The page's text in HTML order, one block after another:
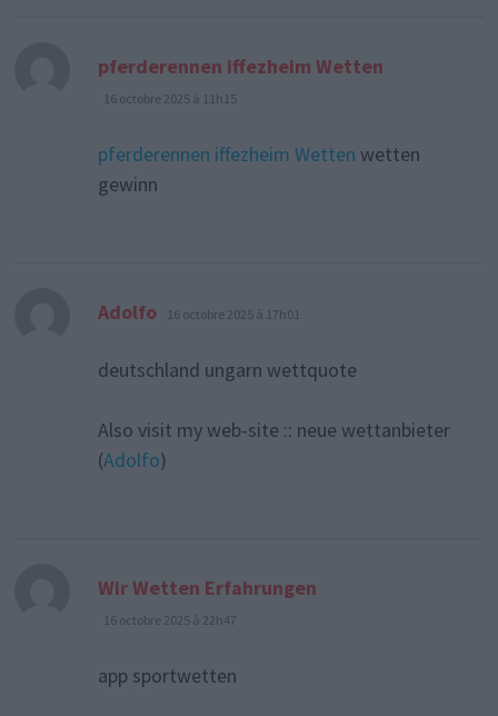
pferderennen iffezheim Wetten
16 octobre 2025 à 11h15
pferderennen iffezheim Wetten wetten
gewinn
Adolfo dit :
16 octobre 2025 à 17h01
deutschland ungarn wettquote
Also visit my web-site :: neue wettanbieter
(Adolfo)
Wir Wetten Erfahrungen
16 octobre 2025 à 22h47
app sportwetten